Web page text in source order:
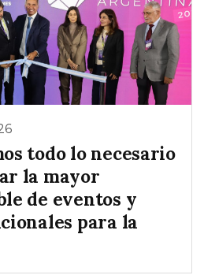
todo lo necesario
la mayor
de eventos y
para la